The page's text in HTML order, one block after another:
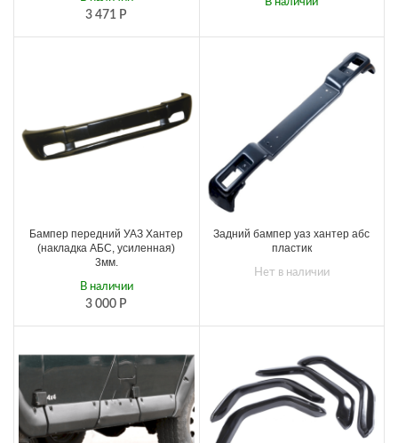
3 471 Р
Бампер передний УАЗ Хантер
(накладка АБС, усиленная)
3мм.
3 000 Р
В наличии
Задний бампер уаз хантер абс
пластик
Нет в наличии